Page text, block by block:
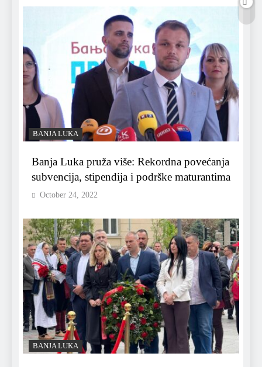
BANJA LUKA
Banja Luka pruža više: Rekordna povećanja
subvencija, stipendija i podrške maturantima
October 24, 2022
BANJA LUKA